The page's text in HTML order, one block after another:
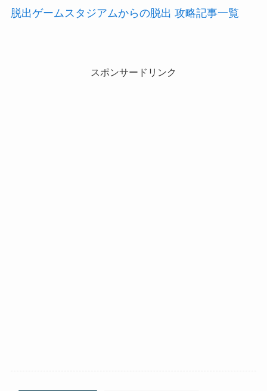
脱出ゲームスタジアムからの脱出 攻略記事一覧
スポンサードリンク